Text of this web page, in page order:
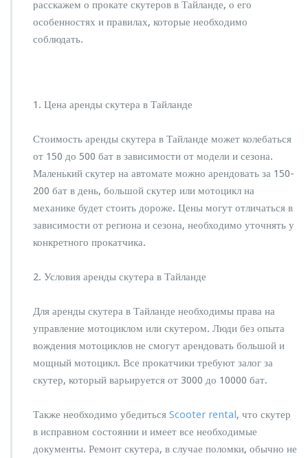
расскажем о прокате скутеров в Тайланде, о его
особенностях и правилах, которые необходимо
соблюдать.
1. Цена аренды скутера в Тайланде
Стоимость аренды скутера в Тайланде может колебаться
от 150 до 500 бат в зависимости от модели и сезона.
Маленький скутер на автомате можно арендовать за 150-
200 бат в день, большой скутер или мотоцикл на
механике будет стоить дороже. Цены могут отличаться в
зависимости от региона и сезона, необходимо уточнять у
конкретного прокатчика.
2. Условия аренды скутера в Тайланде
Для аренды скутера в Тайланде необходимы права на
управление мотоциклом или скутером. Люди без опыта
вождения мотоциклов не смогут арендовать большой и
мощный мотоцикл. Все прокатчики требуют залог за
скутер, который варьируется от 3000 до 10000 бат.
Также необходимо убедиться Scooter rental, что скутер
в исправном состоянии и имеет все необходимые
документы. Ремонт скутера, в случае поломки, обычно не